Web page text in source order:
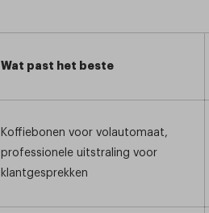
Wat past het beste
Koffiebonen voor volautomaat,
professionele uitstraling voor
klantgesprekken